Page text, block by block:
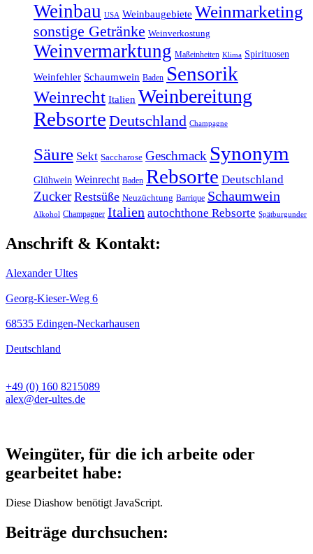
Weinbau USA Weinbaugebiete Weinmarketing
sonstige Getränke Weinverkostung
Weinvermarktung Maßeinheiten Klima Spirituosen
Weinfehler Schaumwein Baden Sensorik
Weinrecht Italien Weinbereitung
Rebsorte Deutschland Champagne
Säure Sekt Saccharose Geschmack Synonym
Glühwein Weinrecht Baden Rebsorte Deutschland
Zucker Restsüße Neuzüchtung Barrique Schaumwein
Alkohol Champagner Italien autochthone Rebsorte Spätburgunder
Anschrift & Kontakt:
Alexander Ultes
Georg-Kieser-Weg 6
68535 Edingen-Neckarhausen
Deutschland
+49 (0) 160 8215089
alex@der-ultes.de
Weingüter, für die ich arbeite oder
gearbeitet habe:
Diese Diashow benötigt JavaScript.
Beiträge durchsuchen: